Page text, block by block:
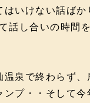
はいけない話ばか
話し合いの時間
温泉で終わらず、
ンプ・・そして